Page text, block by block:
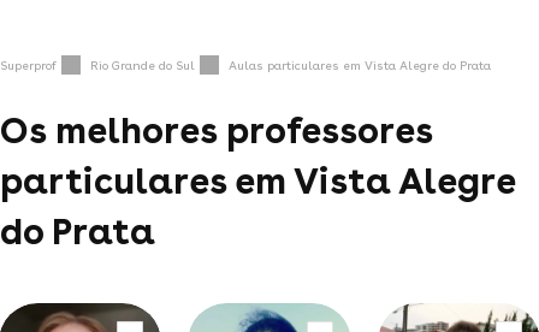
Superprof Rio Grande do Sul Aulas particulares em Vista Alegre do Prata
Os melhores professores
particulares em Vista Alegre
do Prata